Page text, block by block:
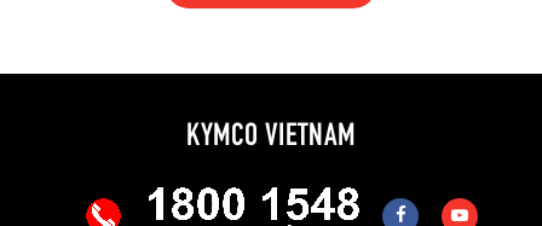
KYMCO VIETNAM